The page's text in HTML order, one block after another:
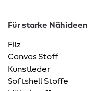
Für starke Nähideen
Filz
Canvas Stoff
Kunstleder
Softshell Stoffe